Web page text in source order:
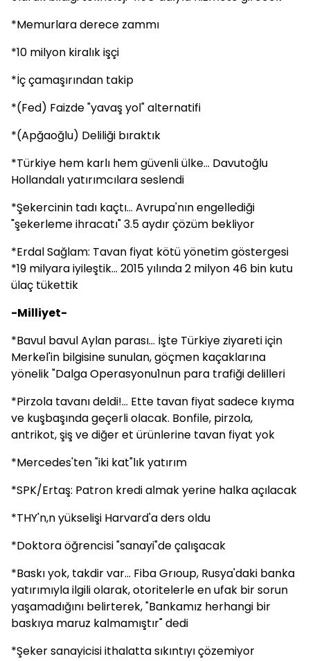
*Memurlara derece zammı
*10 milyon kiralık işçi
*İç çamaşırından takip
*(Fed) Faizde "yavaş yol" alternatifi
*(Apğaoğlu) Deliliği bıraktık
*Türkiye hem karlı hem güvenli ülke... Davutoğlu
Hollandalı yatırımcılara seslendi
*Şekercinin tadı kaçtı... Avrupa'nın engellediği
"şekerleme ihracatı" 3.5 aydır çözüm bekliyor
*Erdal Sağlam: Tavan fiyat kötü yönetim göstergesi
*19 milyara iyileştik... 2015 yılında 2 milyon 46 bin kutu
ülaç tükettik
-Milliyet-
*Bavul bavul Aylan parası... İşte Türkiye ziyareti için
Merkel'in bilgisine sunulan, göçmen kaçaklarına
yönelik "Dalga Operasyonu1nun para trafiği delilleri
*Pirzola tavanı deldi!... Ette tavan fiyat sadece kıyma
ve kuşbaşında geçerli olacak. Bonfile, pirzola,
antrikot, şiş ve diğer et ürünlerine tavan fiyat yok
*Mercedes'ten "iki kat"lık yatırım
*SPK/Ertaş: Patron kredi almak yerine halka açılacak
*THY'n,n yükselişi Harvard'a ders oldu
*Doktora öğrencisi "sanayi"de çalışacak
*Baskı yok, takdir var... Fiba Grıoup, Rusya'daki banka
yatırımıyla ilgili olarak, otoritelerle en ufak bir sorun
yaşamadığını belirterek, "Bankamız herhangi bir
baskıya maruz kalmamıştır" dedi
*Şeker sanayicisi ithalatta sıkıntıyı çözemiyor